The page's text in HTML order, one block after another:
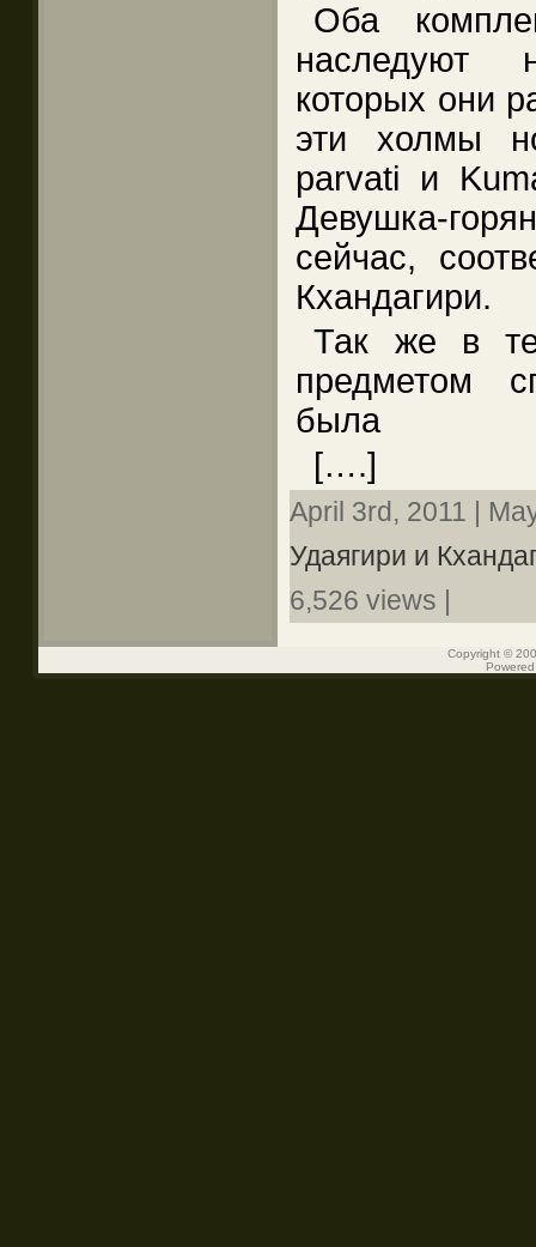
Оба
наследуют
которых они
эти холмы
parvati и
Девушка-
сейчас,
Кхандагири.
Так же в
предметом
была
[….]
April 3rd, 2011 |
Удаягири и
6,526 views |
Copyright ©